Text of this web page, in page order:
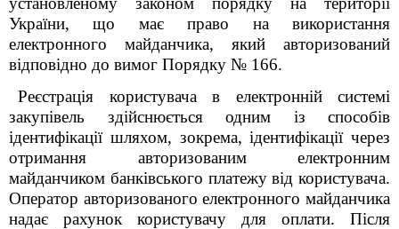
України, що має право на використання
електронного майданчика, який авторизований
відповідно до вимог Порядку № 166.
Реєстрація користувача в електронній системі
закупівель здійснюється одним із способів
ідентифікації шляхом, зокрема, ідентифікації через
отримання авторизованим електронним
майданчиком банківського платежу від користувача.
Оператор авторизованого електронного майданчика
надає рахунок користувачу для оплати. Після